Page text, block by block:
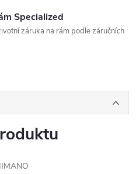
Specialized
záruka na rám podle záručních